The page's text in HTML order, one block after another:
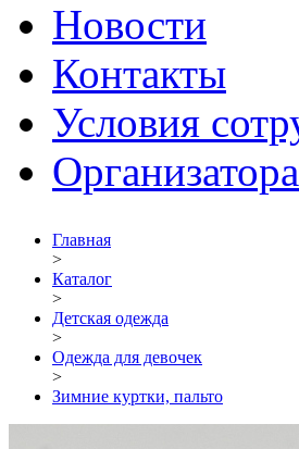
Новости
Контакты
Условия
Главная
>
Каталог
>
Детская одежда
>
Одежда для девочек
>
Зимние куртки, пальто